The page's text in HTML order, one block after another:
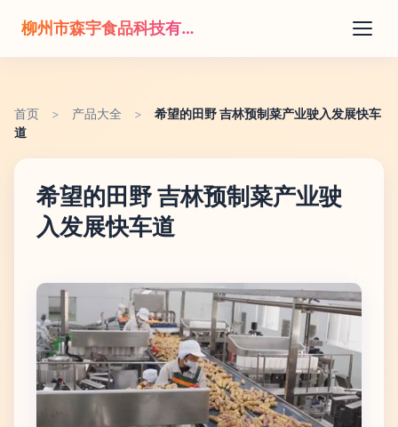
柳州市森宇食品科技有限公司
首页 > 产品大全 >
希望的田野 吉林预制菜产业驶入发展快车
道
希望的田野 吉林预制菜产业驶
入发展快车道